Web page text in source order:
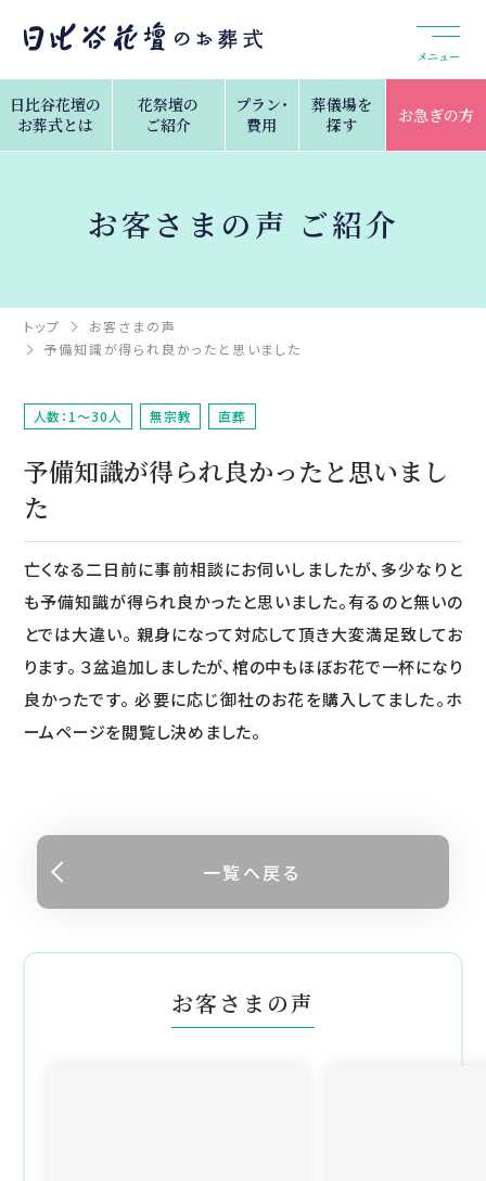
メニュー
日比谷花壇の
お葬式とは
花祭壇の
ご紹介
プラン・
費用
葬儀場を
探す
お急ぎの方
お客さまの声 ご紹介
トップ
お客さまの声
予備知識が得られ良かったと思いました
人数：1～30人 無宗教 直葬
予備知識が得られ良かったと思いまし
た
亡くなる二日前に事前相談にお伺いしましたが、多少なりと
も予備知識が得られ良かったと思いました。有るのと無いの
とでは大違い。 親身になって対応して頂き大変満足致してお
ります。 ３盆追加しましたが、棺の中もほぼお花で一杯になり
良かったです。 必要に応じ御社のお花を購入してました。ホ
ームページを閲覧し決めました。
一覧へ戻る
お客さまの声